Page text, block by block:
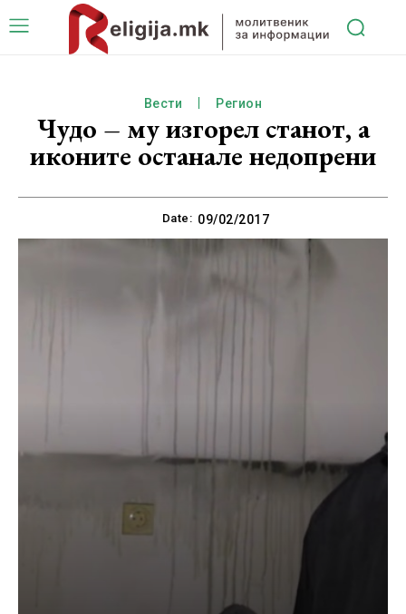
Вести Регион
Чудо – му изгорел станот, а
иконите останале недопрени
Date: 09/02/2017